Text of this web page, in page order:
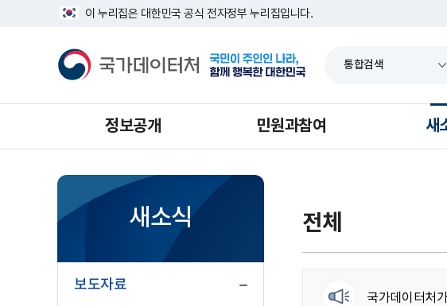
이 누리집은 대한민국 공식 전자정부 누리집입니다.
정보공개 민원과참여 새
새소식
보도자료
전체
국가데이터처